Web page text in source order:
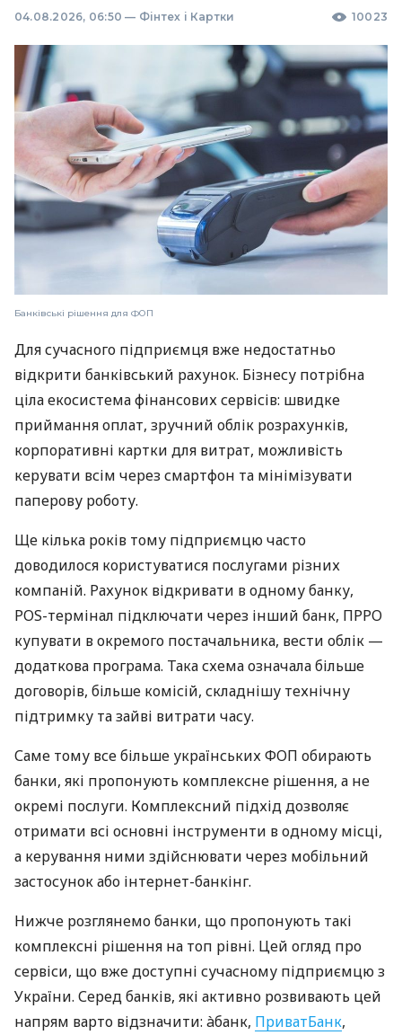
04.08.2026, 06:50 — Фінтех і Картки 10023
Банківські рішення для ФОП
Для сучасного підприємця вже недостатньо
відкрити банківський рахунок. Бізнесу потрібна
ціла екосистема фінансових сервісів: швидке
приймання оплат, зручний облік розрахунків,
корпоративні картки для витрат, можливість
керувати всім через смартфон та мінімізувати
паперову роботу.
Ще кілька років тому підприємцю часто
доводилося користуватися послугами різних
компаній. Рахунок відкривати в одному банку,
POS-термінал підключати через інший банк, ПРРО
купувати в окремого постачальника, вести облік —
додаткова програма. Така схема означала більше
договорів, більше комісій, складнішу технічну
підтримку та зайві витрати часу.
Саме тому все більше українських ФОП обирають
банки, які пропонують комплексне рішення, а не
окремі послуги. Комплексний підхід дозволяє
отримати всі основні інструменти в одному місці,
а керування ними здійснювати через мобільний
застосунок або інтернет-банкінг.
Нижче розглянемо банки, що пропонують такі
комплексні рішення на топ рівні. Цей огляд про
сервіси, що вже доступні сучасному підприємцю з
України. Серед банків, які активно розвивають цей
напрям варто відзначити: àбанк, ПриватБанк,